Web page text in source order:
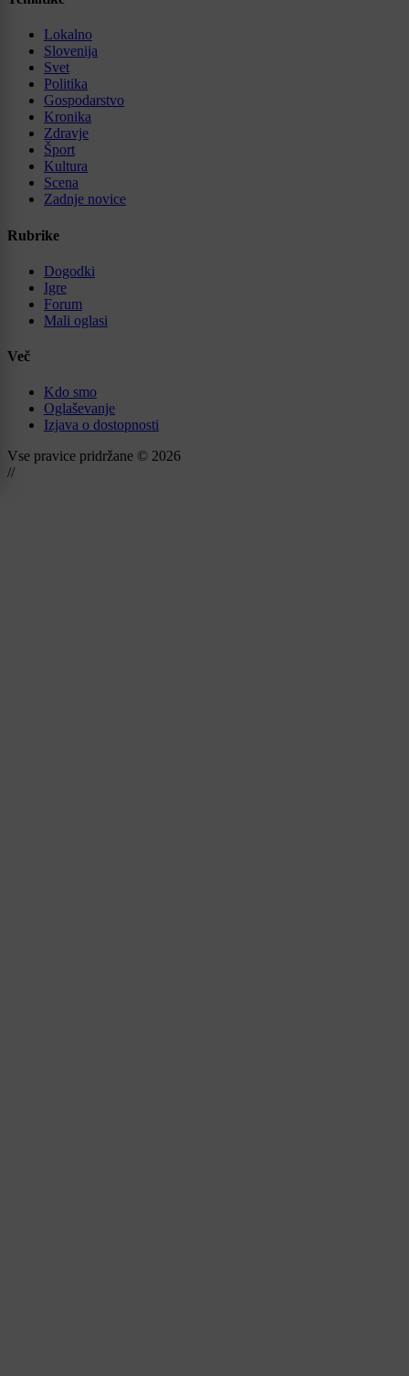
Lokalno
Slovenija
Svet
Politika
Gospodarstvo
Kronika
Zdravje
Šport
Kultura
Scena
Zadnje novice
Rubrike
Dogodki
Igre
Forum
Mali oglasi
Več
Kdo smo
Oglaševanje
Izjava o dostopnosti
Vse pravice pridržane © 2026
//